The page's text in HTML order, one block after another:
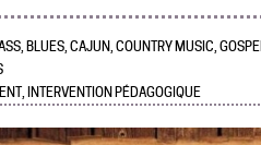
BLUES, CAJUN, COUNTRY MUSIC,
INTERVENTION PÉDAGOGIQUE